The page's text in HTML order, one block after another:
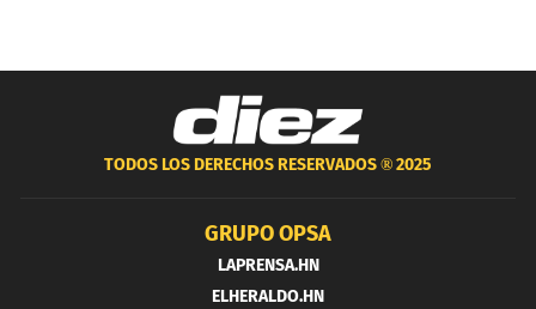
TODOS LOS DERECHOS RESERVADOS ®2025
GRUPO OPSA
LAPRENSA.HN
ELHERALDO.HN